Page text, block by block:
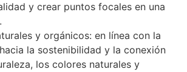
y crear puntos focales en una
y orgánicos: en línea con la
la sostenibilidad y la conexión
los colores naturales y